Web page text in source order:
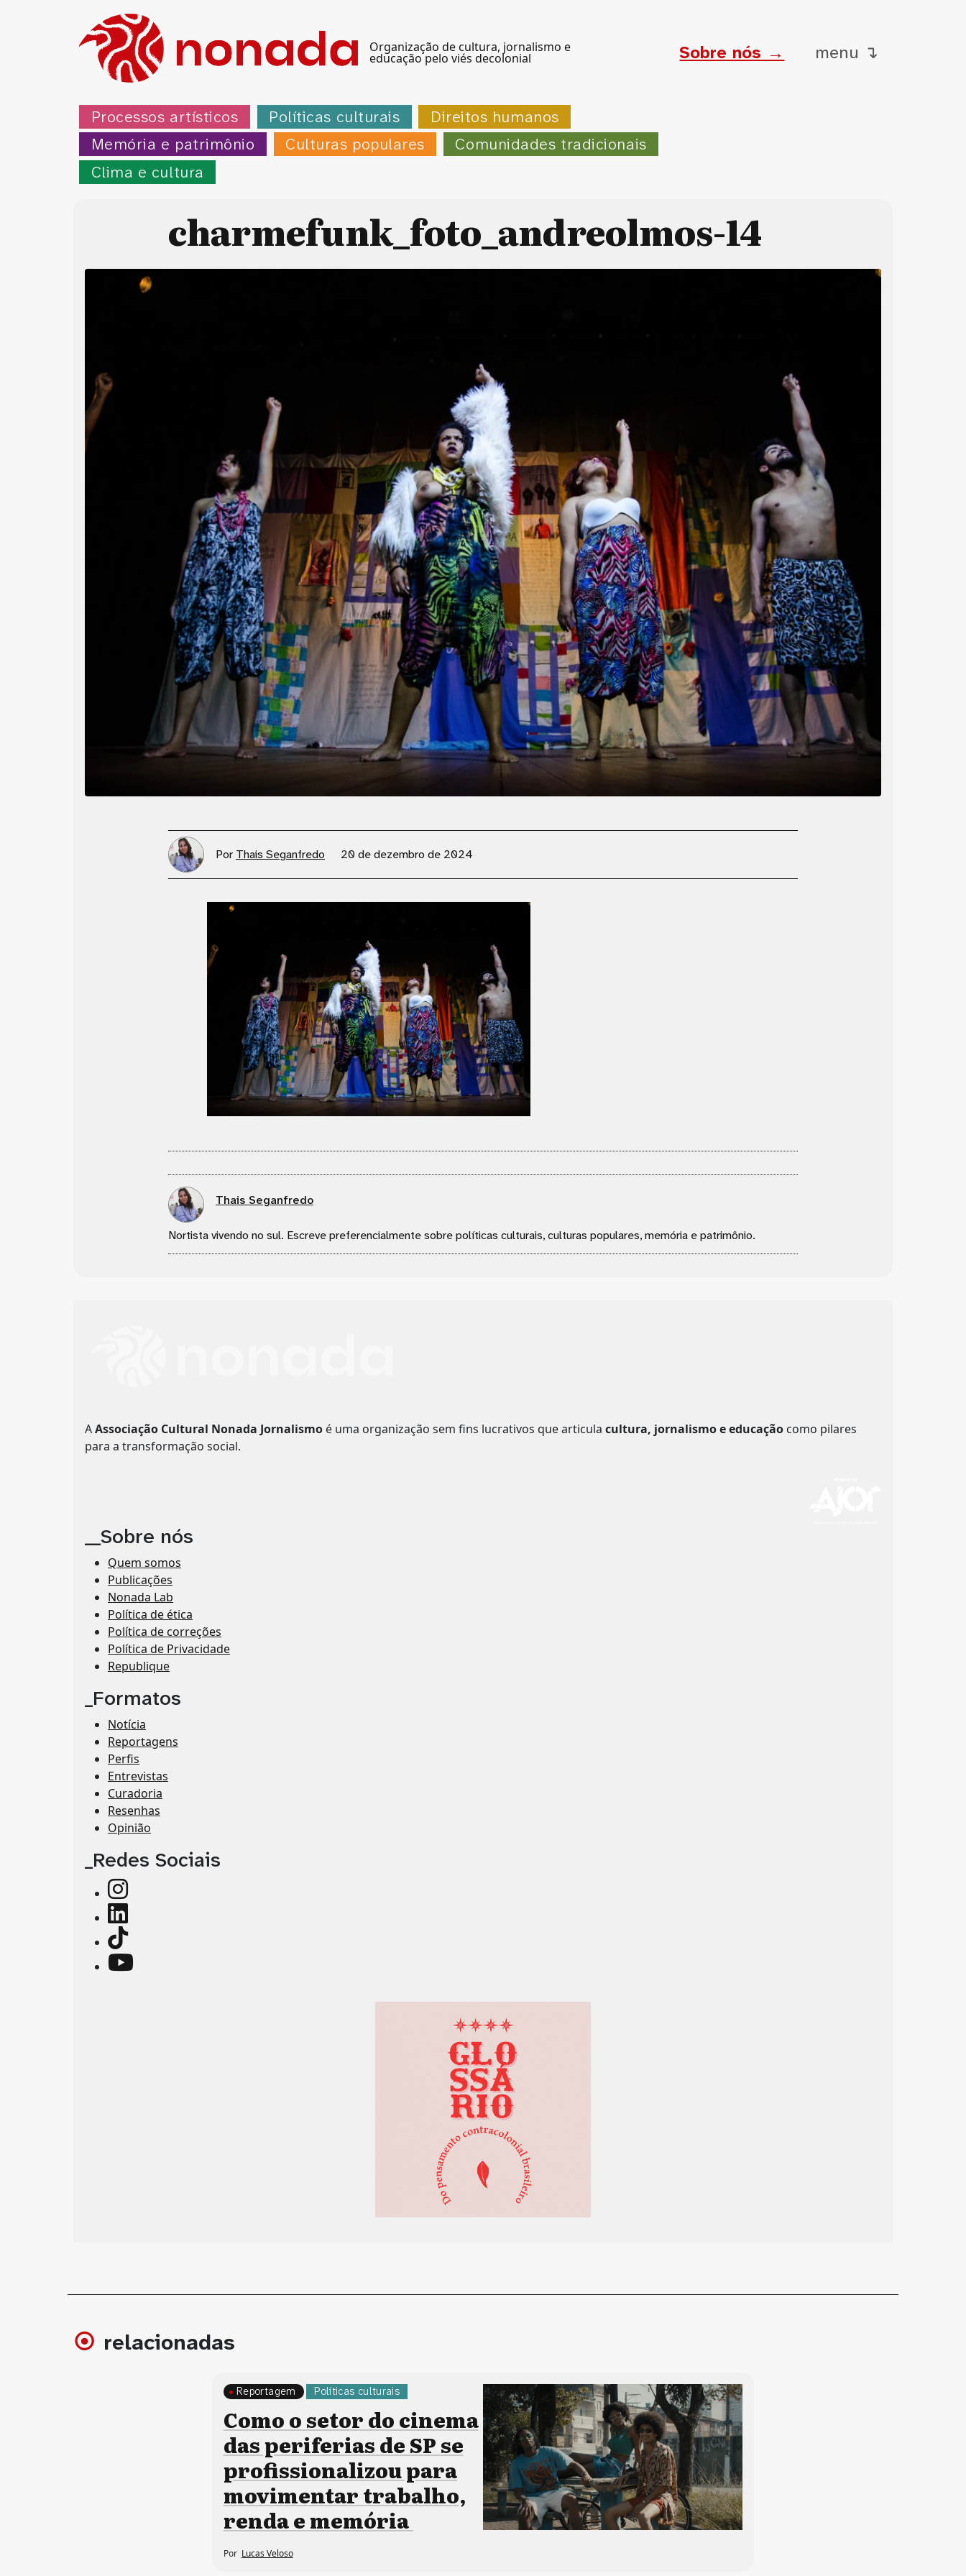
Organização de cultura, jornalismo e
educação pelo viés decolonial Sobre nós → menu ↴
Processos artísticos Políticas culturais
Direitos humanos
Memória e patrimônio
Culturas populares
Comunidades tradicionais
Clima e cultura
charmefunk_foto_andreolmos-14
Por Thais Seganfredo 20 de dezembro de 2024
Thais Seganfredo
Nortista vivendo no sul. Escreve preferencialmente sobre políticas culturais, culturas populares, memória e patrimônio.
AAssociação Cultural Nonada Jornalismo é uma organização sem fins lucrativos que articula cultura, jornalismo e educação como pilares
para a transformação social.
__Sobre nós
Quem somos
Publicações
Nonada Lab
Política de ética
Política de correções
Política de Privacidade
Republique
_Formatos
Notícia
Reportagens
Perfis
Entrevistas
Curadoria
Resenhas
Opinião
_Redes Sociais
relacionadas
Políticas culturais
Reportagem
Como o setor do cinema
das periferias de SP se
profissionalizou para
movimentar trabalho,
renda e memória
Por Lucas Veloso